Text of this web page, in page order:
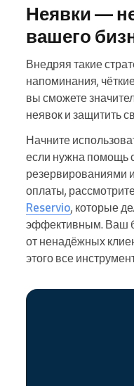
Неявки —
вашего
Внедряя такие
напоминания,
вы сможете
неявок и защитить
Начните
если нужна помощь
резервированиями
оплаты,
Reservio, которые
эффективным. Ваш
от ненадёжных
этого все